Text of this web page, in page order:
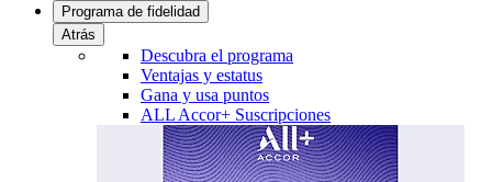
Programa de fidelidad
Atrás
Descubra el programa
Ventajas y estatus
Gana y usa puntos
ALL Accor+ Suscripciones